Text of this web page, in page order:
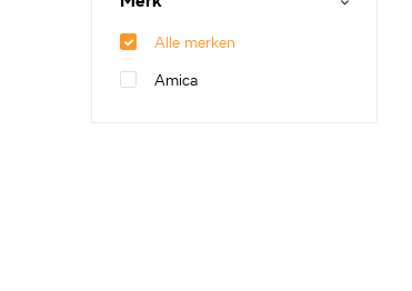
Alle merken
Amica